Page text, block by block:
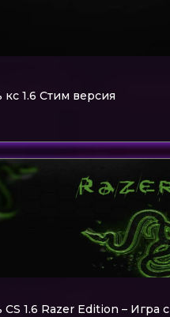
кс 1.6 Стим версия
CS 1.6 Razer Edition – Игра с